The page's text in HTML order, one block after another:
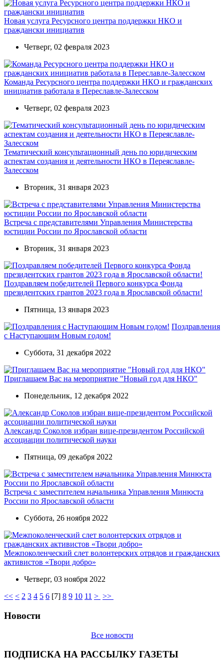
Новая услуга Ресурсного центра поддержки НКО и
граждански инициатив
Четверг, 02 февраля 2023
Команда Ресурсного центра поддержки НКО и гражданских
инициатив работала в Переславле-Залесском
Четверг, 02 февраля 2023
Тематический консультационный день по юридическим
аспектам создания и деятельности НКО в Переяславле-
Залесском
Вторник, 31 января 2023
Встреча с представителями Управления Министерства
юстиции России по Ярославской области
Вторник, 31 января 2023
Поздравляем победителей Первого конкурса Фонда
президентских грантов 2023 года в Ярославской области!
Пятница, 13 января 2023
Поздравления
с Наступающим Новым годом!
Суббота, 31 декабря 2022
Приглашаем Вас на мероприятие "Новый год для НКО"
Понедельник, 12 декабря 2022
Александр Соколов избран вице-президентом Российской
ассоциации политической науки
Пятница, 09 декабря 2022
Встреча с заместителем начальника Управления Минюста
России по Ярославской области
Суббота, 26 ноября 2022
Межпоколенческий слет волонтерских отрядов и гражданских
активистов «Твори добро»
Четверг, 03 ноября 2022
<< < 2 3 4 5 6 [7] 8 9 10 11 > >>
Новости
Все новости
ПОДПИСКА НА РАССЫЛКУ ГАЗЕТЫ